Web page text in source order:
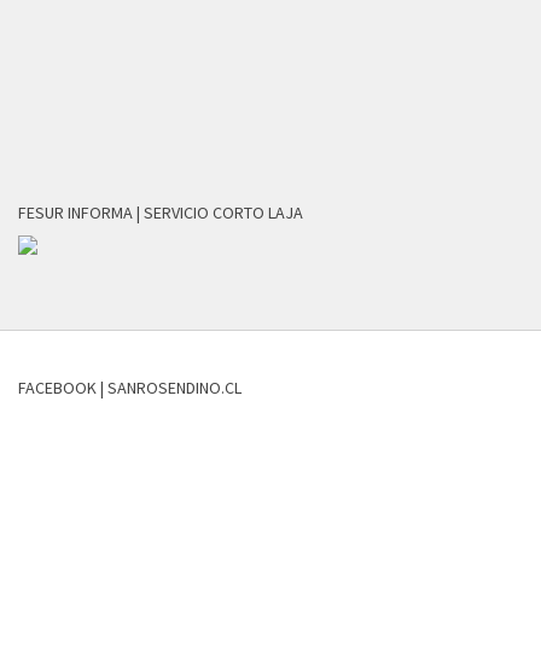
FESUR INFORMA | SERVICIO CORTO LAJA
FACEBOOK | SANROSENDINO.CL